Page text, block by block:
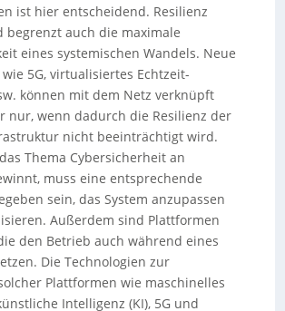
ist hier entscheidend. Resilienz
begrenzt auch die maximale
eines systemischen Wandels. Neue
5G, virtualisiertes Echtzeit-
können mit dem Netz verknüpft
nur, wenn dadurch die Resilienz der
nicht beeinträchtigt wird.
Thema Cybersicherheit an
muss eine entsprechende
sein, das System anzupassen
Außerdem sind Plattformen
den Betrieb auch während eines
Die Technologien zur
Plattformen wie maschinelles
Intelligenz (KI), 5G und